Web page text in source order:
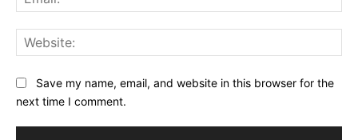
Save my name, email, and website in this browser for the
next time I comment.